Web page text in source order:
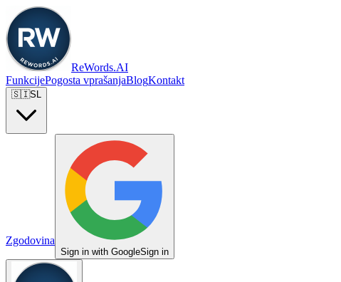
ReWords.AI
FunkcijePogosta vprašanjaBlogKontakt
🇸🇮SL
Zgodovina
Sign in with GoogleSign in